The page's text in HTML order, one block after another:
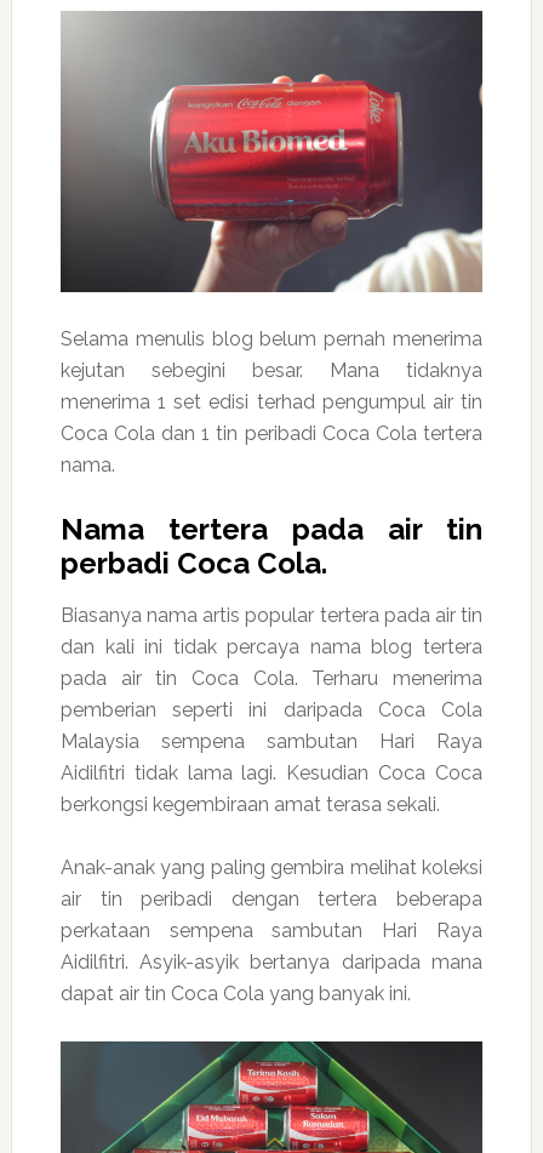
Selama menulis blog belum pernah menerima
kejutan sebegini besar. Mana tidaknya
menerima 1 set edisi terhad pengumpul air tin
Coca Cola dan 1 tin peribadi Coca Cola tertera
nama.
Nama tertera pada air tin
perbadi Coca Cola.
Biasanya nama artis popular tertera pada air tin
dan kali ini tidak percaya nama blog tertera
pada air tin Coca Cola. Terharu menerima
pemberian seperti ini daripada Coca Cola
Malaysia sempena sambutan Hari Raya
Aidilfitri tidak lama lagi. Kesudian Coca Coca
berkongsi kegembiraan amat terasa sekali.
Anak-anak yang paling gembira melihat koleksi
air tin peribadi dengan tertera beberapa
perkataan sempena sambutan Hari Raya
Aidilfitri. Asyik-asyik bertanya daripada mana
dapat air tin Coca Cola yang banyak ini.